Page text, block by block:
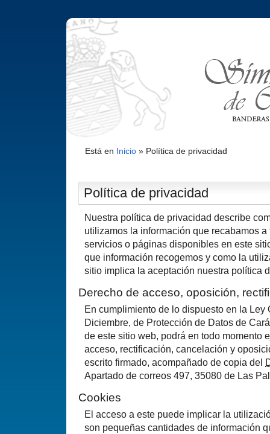
Está en Inicio» Polí­tica de privacidad
Polí­tica de privacidad
Nuestra política de privacidad describe
utilizamos la información que recabamos
servicios o páginas disponibles en este
que información recogemos y como la
sitio implica la aceptación nuestra política
Derecho de acceso, oposición,
En cumplimiento de lo dispuesto en la Ley
Diciembre, de Protección de Datos de
de este sitio web, podrá en todo momento
acceso, rectificación, cancelación y
escrito firmado, acompañado de copia del
Apartado de correos 497, 35080 de Las
Cookies
El acceso a este puede implicar la
son pequeñas cantidades de información